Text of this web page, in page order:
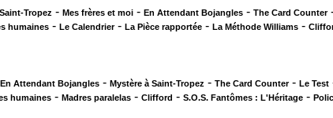
Tropez - Mes frères et moi - En Attendant Bojangles - The Card Counter
humaines - Le Calendrier- La Pièce rapportée - La Méthode Williams -
En Attendant Bojangles - Mystère à Saint-Tropez - The Card Counter- Le Test
humaines - Madres paralelas - Clifford - S.O.S. Fantômes : L'Héritage -